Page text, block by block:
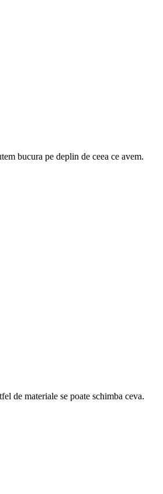
bucura pe deplin de ceea ce avem.
de materiale se poate schimba ceva.